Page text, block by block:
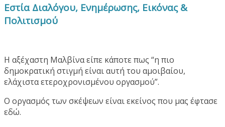
Εστία Διαλόγου, Ενημέρωσης, Εικόνας &
Πολιτισμού
Η αξέχαστη Μαλβίνα είπε κάποτε πως “η πιο
δημοκρατική στιγμή είναι αυτή του αμοιβαίου,
ελάχιστα ετεροχρονισμένου οργασμού”.
Ο οργασμός των σκέψεων είναι εκείνος που μας έφτασε
εδώ.